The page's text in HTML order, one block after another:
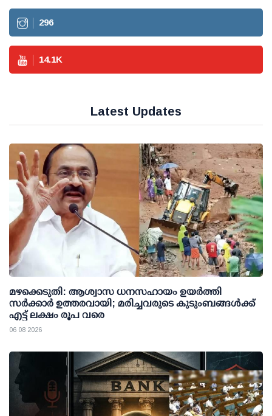
296
14.1K
Latest Updates
മഴക്കെടുതി: ആശ്വാസ ധനസഹായം ഉയര്‍ത്തി
സര്‍ക്കാര്‍ ഉത്തരവായി; മരിച്ചവരുടെ കുടുംബങ്ങള്‍ക്ക്
എട്ട് ലക്ഷം രൂപ വരെ
06 08 2026